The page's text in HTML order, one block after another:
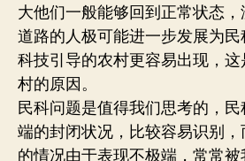
大他们一般能够回到正常状态
道路的人极可能进一步发展为
科技引导的农村更容易出现，
村的原因。
民科问题是值得我们思考的，
端的封闭状况，比较容易识别
的情况由于表现不极端，常常被